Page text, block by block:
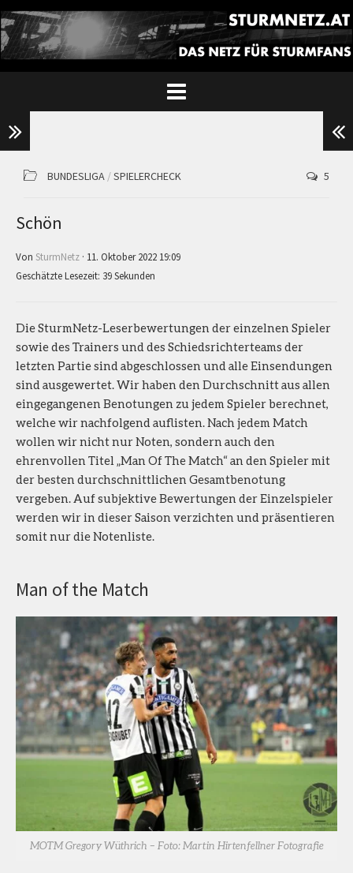
BUNDESLIGA /SPIELERCHECK 5
Schön
Von SturmNetz · 11. Oktober 2022 19:09
Geschätzte Lesezeit: 39 Sekunden
Die SturmNetz-Leserbewertungen der einzelnen Spieler
sowie des Trainers und des Schiedsrichterteams der
letzten Partie sind abgeschlossen und alle Einsendungen
sind ausgewertet. Wir haben den Durchschnitt aus allen
eingegangenen Benotungen zu jedem Spieler berechnet,
welche wir nachfolgend auflisten. Nach jedem Match
wollen wir nicht nur Noten, sondern auch den
ehrenvollen Titel „Man Of The Match“ an den Spieler mit
der besten durchschnittlichen Gesamtbenotung
vergeben. Auf subjektive Bewertungen der Einzelspieler
werden wir in dieser Saison verzichten und präsentieren
somit nur die Notenliste.
Man of the Match
MOTM Gregory Wüthrich – Foto: Martin Hirtenfellner Fotografie